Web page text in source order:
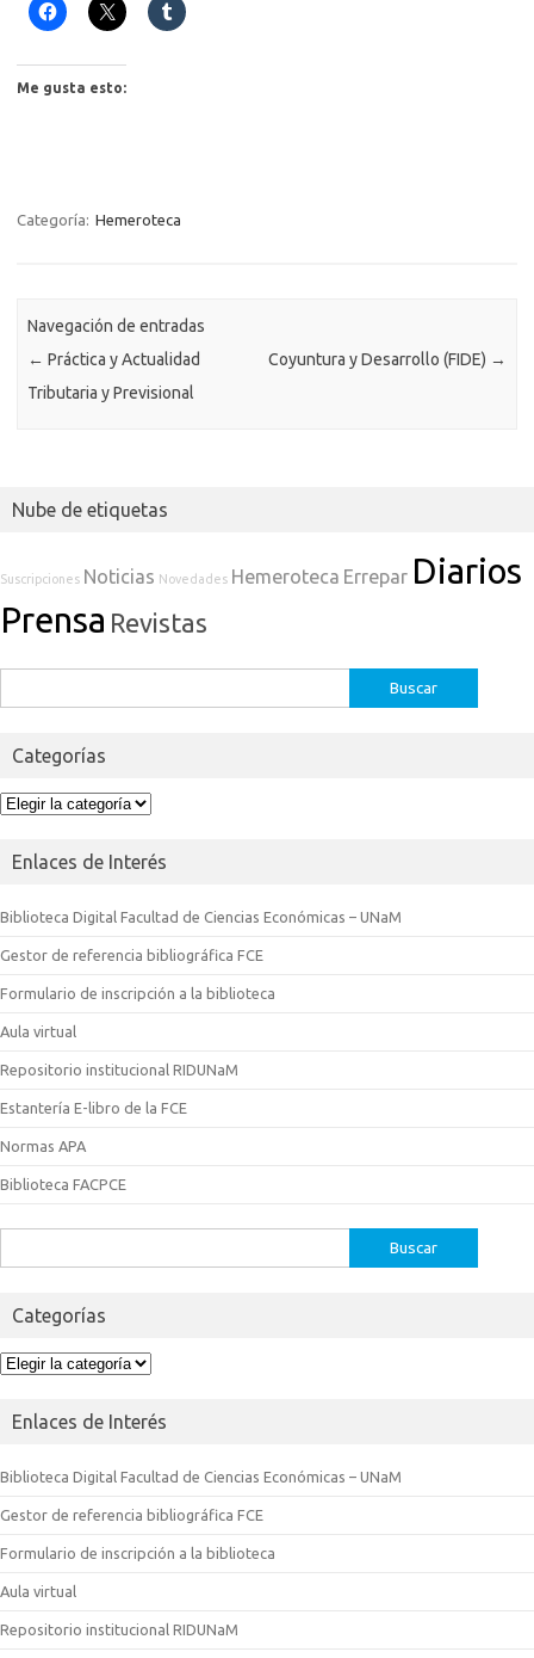
Me gusta esto:
Categoría: Hemeroteca
Navegación de entradas
← Práctica y Actualidad
Tributaria y Previsional
Coyuntura y Desarrollo (FIDE) →
Nube de etiquetas
Suscripciones Noticias Novedades Hemeroteca Errepar Diarios
Prensa Revistas
Categorías
Categorías
Enlaces de Interés
Biblioteca Digital Facultad de Ciencias Económicas – UNaM
Gestor de referencia bibliográfica FCE
Formulario de inscripción a la biblioteca
Aula virtual
Repositorio institucional RIDUNaM
Estantería E-libro de la FCE
Normas APA
Biblioteca FACPCE
Categorías
Categorías
Enlaces de Interés
Biblioteca Digital Facultad de Ciencias Económicas – UNaM
Gestor de referencia bibliográfica FCE
Formulario de inscripción a la biblioteca
Aula virtual
Repositorio institucional RIDUNaM